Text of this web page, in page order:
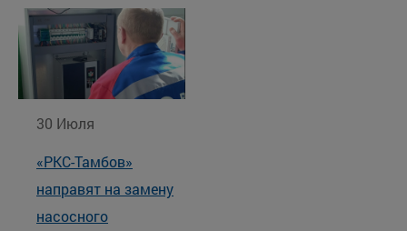
30 Июля
«РКС-Тамбов»
направят на замену
насосного